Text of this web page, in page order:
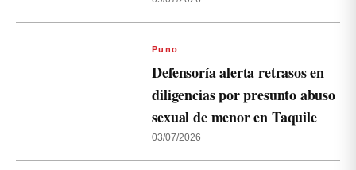
Puno
Defensoría alerta retrasos en
diligencias por presunto abuso
sexual de menor en Taquile
03/07/2026